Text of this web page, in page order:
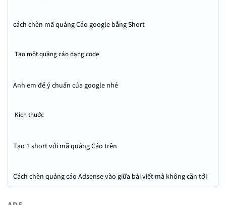
cách chèn mã quảng Cáo google bằng Short
Tạo một quảng cáo dạng code
Anh em để ý chuẩn của google nhé
Kích thước
Tạo 1 short với mã quảng Cáo trên
Cách chèn quảng cáo Adsense vào giữa bài viết mà không cần tới
Plugin